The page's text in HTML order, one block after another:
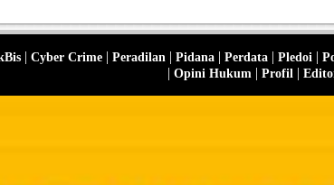
| Cyber Crime| Peradilan | Pidana| Perdata| Pledoi |
| Opini Hukum | Profil |